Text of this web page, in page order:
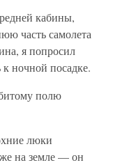
кабины,
часть самолета
я попросил
ночной посадке.
полю
люки
на земле — он